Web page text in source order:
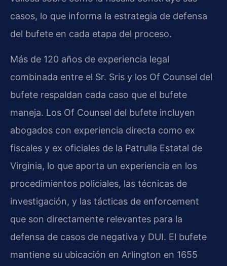
casos, lo que informa la estrategia de defensa
del bufete en cada etapa del proceso.
Más de 120 años de experiencia legal
combinada entre el Sr. Sris y los Of Counsel del
bufete respaldan cada caso que el bufete
maneja. Los Of Counsel del bufete incluyen
abogados con experiencia directa como ex
fiscales y ex oficiales de la Patrulla Estatal de
Virginia, lo que aporta un experiencia en los
procedimientos policiales, las técnicas de
investigación, y las tácticas de enforcement
que son directamente relevantes para la
defensa de casos de negativa y DUI. El bufete
mantiene su ubicación en Arlington en 1655